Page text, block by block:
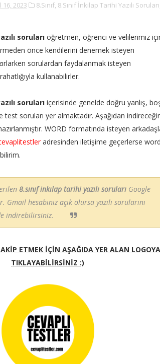
16, 2023 8.Sınıf, 8.Sınıf İnkılap Tarihi Yazılı
soruları öğretmen, öğrenci ve velilerimiz
önce kendilerini denemek isteyen
sorulardan faydalanmak isteyen
kullanabilirler.
soruları içerisinde genelde doğru yanlış,
soruları yer almaktadır. Aşağıdan
WORD formatında isteyen
adresinden iletişime geçerlerse
8.sınıf inkılap tarihi yazılı soruları Google
Gmail hesabınız açık olursa yazılı sorularını
indirebilirsiniz.
ETMEK İÇİN AŞAĞIDA YER ALAN LOGOYA
TIKLAYABİLİRSİNİZ :)